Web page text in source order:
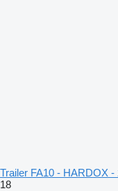
Trailer FA10 - HARDOX -
18